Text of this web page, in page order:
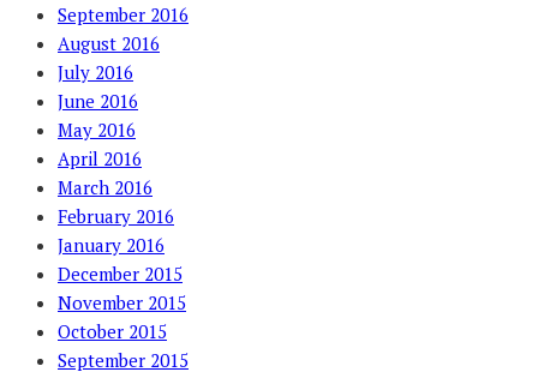
September 2016
August 2016
July 2016
June 2016
May 2016
April 2016
March 2016
February 2016
January 2016
December 2015
November 2015
October 2015
September 2015